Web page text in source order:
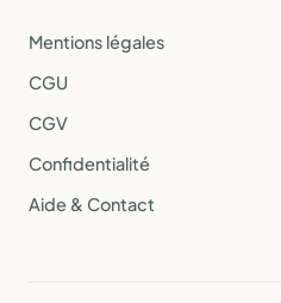
Mentions légales
CGU
CGV
Confidentialité
Aide & Contact